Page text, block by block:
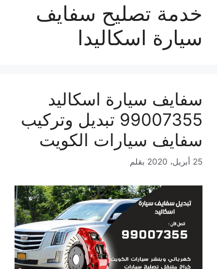
خدمة تصليح سفايف
سيارة اسكاليدا
سفايف سيارة اسكاليد
99007355 تبديل وتركيب
سفايف سيارات الكويت
25 أبريل، 2020 بقلم